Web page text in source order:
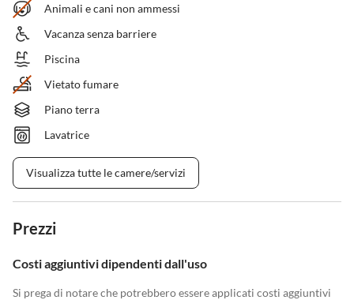
Animali e cani non ammessi
Vacanza senza barriere
Piscina
Vietato fumare
Piano terra
Lavatrice
Visualizza tutte le camere/servizi
Prezzi
Costi aggiuntivi dipendenti dall'uso
Si prega di notare che potrebbero essere applicati costi aggiuntivi